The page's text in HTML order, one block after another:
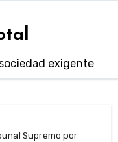
exigente
Supremo por